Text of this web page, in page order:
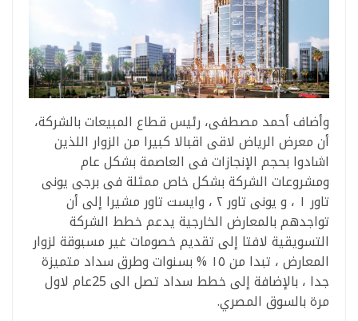
وأضاف أحمد مصطفى، رئيس قطاع المبيعات بالشركة،
أن معرض الرياض لاقى اقبالا كبيرا من الزوار اللذين
اشادوا بحجم الإنجازات فى العاصمة بشكل عام
ومشروعات الشركة بشكل خاص ممثلة فى برجى يونى
تاور ١ ، و يونى تاور ٢ ، وايست تاور مشيرا إلى أن
تواجدهم بالمعارض الخارجية يدعم خطط الشركة
التسويقية لافتا إلى تقديم خصومات غير مسبوقة لزوار
المعارض ، تبدا من ١٥ % بسنوات وطرق سداد متميزة
جدا ، بالإضافة إلى خطط سداد تصل الى 25عام لاول
مرة بالسوق المصري.